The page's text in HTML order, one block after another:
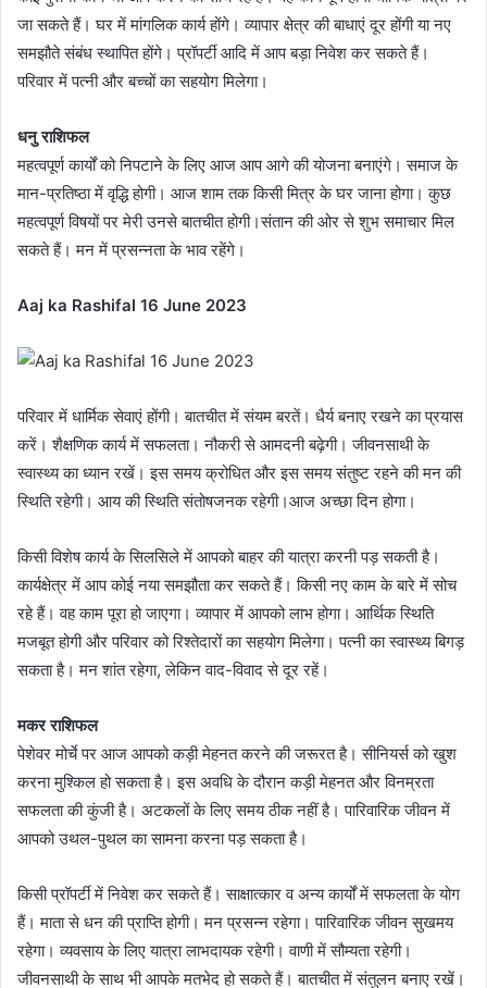
जा सकते हैं। घर में मांगलिक कार्य होंगे। व्यापार क्षेत्र की बाधाएं दूर होंगी या नए
समझौते संबंध स्थापित होंगे। प्रॉपर्टी आदि में आप बड़ा निवेश कर सकते हैं।
परिवार में पत्नी और बच्चों का सहयोग मिलेगा।
धनु राशिफल
महत्वपूर्ण कार्यों को निपटाने के लिए आज आप आगे की योजना बनाएंगे। समाज के
मान-प्रतिष्ठा में वृद्धि होगी। आज शाम तक किसी मित्र के घर जाना होगा। कुछ
महत्वपूर्ण विषयों पर मेरी उनसे बातचीत होगी।संतान की ओर से शुभ समाचार मिल
सकते हैं। मन में प्रसन्नता के भाव रहेंगे।
Aaj ka Rashifal 16 June 2023
परिवार में धार्मिक सेवाएं होंगी। बातचीत में संयम बरतें। धैर्य बनाए रखने का प्रयास
करें। शैक्षणिक कार्य में सफलता। नौकरी से आमदनी बढ़ेगी। जीवनसाथी के
स्वास्थ्य का ध्यान रखें। इस समय क्रोधित और इस समय संतुष्ट रहने की मन की
स्थिति रहेगी। आय की स्थिति संतोषजनक रहेगी।आज अच्छा दिन होगा।
किसी विशेष कार्य के सिलसिले में आपको बाहर की यात्रा करनी पड़ सकती है।
कार्यक्षेत्र में आप कोई नया समझौता कर सकते हैं। किसी नए काम के बारे में सोच
रहे हैं। वह काम पूरा हो जाएगा। व्यापार में आपको लाभ होगा। आर्थिक स्थिति
मजबूत होगी और परिवार को रिश्तेदारों का सहयोग मिलेगा। पत्नी का स्वास्थ्य बिगड़
सकता है। मन शांत रहेगा, लेकिन वाद-विवाद से दूर रहें।
मकर राशिफल
पेशेवर मोर्चे पर आज आपको कड़ी मेहनत करने की जरूरत है। सीनियर्स को खुश
करना मुश्किल हो सकता है। इस अवधि के दौरान कड़ी मेहनत और विनम्रता
सफलता की कुंजी है। अटकलों के लिए समय ठीक नहीं है। पारिवारिक जीवन में
आपको उथल-पुथल का सामना करना पड़ सकता है।
किसी प्रॉपर्टी में निवेश कर सकते हैं। साक्षात्कार व अन्य कार्यों में सफलता के योग
हैं। माता से धन की प्राप्ति होगी। मन प्रसन्न रहेगा। पारिवारिक जीवन सुखमय
रहेगा। व्यवसाय के लिए यात्रा लाभदायक रहेगी। वाणी में सौम्यता रहेगी।
जीवनसाथी के साथ भी आपके मतभेद हो सकते हैं। बातचीत में संतुलन बनाए रखें।